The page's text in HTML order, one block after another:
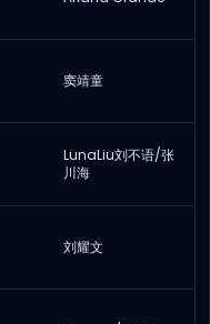
窦靖童
LunaLiu刘不语/张
川海
刘耀文